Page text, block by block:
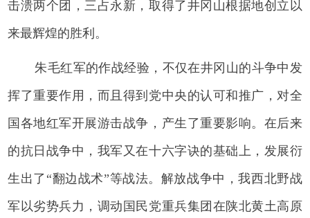
击溃两个团，三占永新，取得了井冈山根据地创立以
来最辉煌的胜利。
朱毛红军的作战经验，不仅在井冈山的斗争中发
挥了重要作用，而且得到党中央的认可和推广，对全
国各地红军开展游击战争，产生了重要影响。在后来
的抗日战争中，我军又在十六字诀的基础上，发展衍
生出了“翻边战术”等战法。解放战争中，我西北野战
军以劣势兵力，调动国民党重兵集团在陕北黄土高原